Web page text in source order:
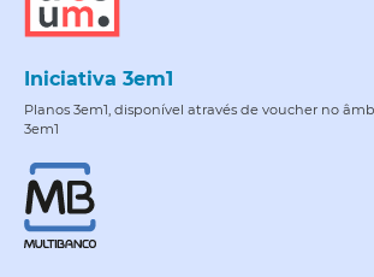
Iniciativa 3em1
Planos 3em1, disponível através de voucher no
3em1